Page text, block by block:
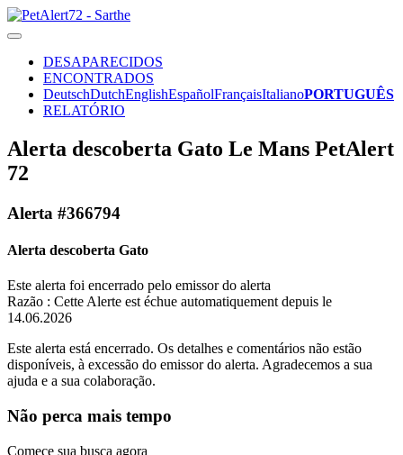
DESAPARECIDOS
ENCONTRADOS
DeutschDutchEnglishEspañolFrançaisItalianoPORTUGUÊS
RELATÓRIO
Alerta descoberta Gato Le Mans PetAlert
72
Alerta #366794
Alerta descoberta Gato
Este alerta foi encerrado pelo emissor do alerta
Razão : Cette Alerte est échue automatiquement depuis le
14.06.2026
Este alerta está encerrado. Os detalhes e comentários não estão
disponíveis, à excessão do emissor do alerta. Agradecemos a sua
ajuda e a sua colaboração.
Não perca mais tempo
Comece sua busca agora